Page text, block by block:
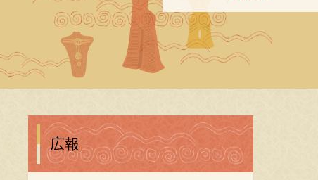
お知らせ
ライブカメラ
救急・急病
子育てを応援します
ひとり親家庭支援
建設工事
フォトコンテスト
パブリックコメント
ふながたマップ
広報